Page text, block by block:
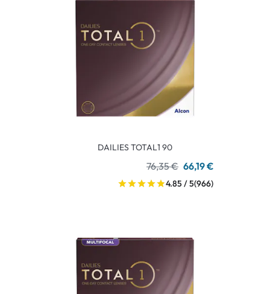
DAILIES TOTAL1 90
76,35 € 66,19 €
4.85 / 5(966)